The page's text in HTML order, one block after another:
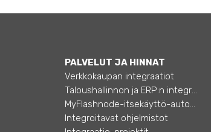
PALVELUT JA HINNAT
Verkkokaupan integraatiot
Taloushallinnon ja ERP:n integraatiot
MyFlashnode-itsekäyttö-automaatio
Integroitavat ohjelmistot